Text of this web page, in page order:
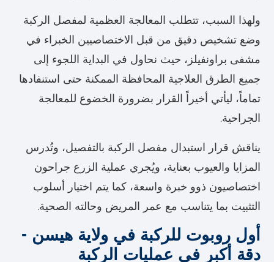
ولهذا السبب، تتطلب المعالجة العظمية لمفصل الركبة
وضع تشخيص دقيق من قبل الاختصاصيين الخبراء في
مشفى براونفيلز، حيث نحاول في البداية اللجوء إلى
جميع الطرق العلاجية المحافظة الممكنة حتى استنفادها
تماماً، ليأتي أخيراً القرار بضرورة الخضوع للمعالجة
الجراحية.
يناقش قرار استبدال مفصل الركبة بالتفصيل، وتُدرس
المزايا والعيوب بعناية، ويُجري عملية الزرع جراحون
اختصاصيون ذوو خبرة واسعة، كما يتم اختيار أسلوب
التثبيت بما يتناسب مع عمر المريض وحالته الصحية.
أول روبوت للركبة في ولاية هيسن -
دقة أكبر في عمليات الركبة